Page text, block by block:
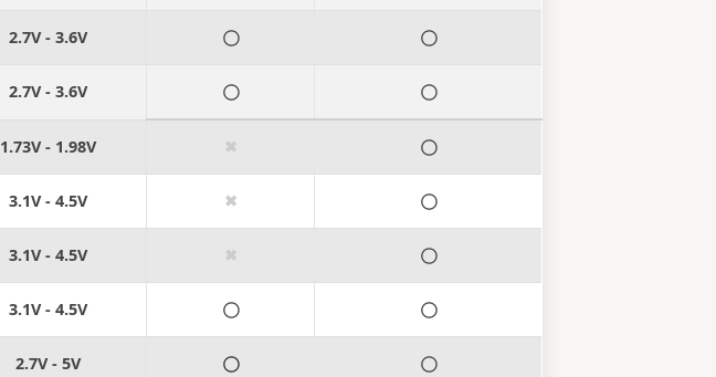
2.7V - 3.6V ◯ ◯
2.7V - 3.6V ◯ ◯
1.73V - 1.98V ✖ ◯
3.1V - 4.5V ✖ ◯
3.1V - 4.5V ✖ ◯
3.1V - 4.5V ◯ ◯
2.7V - 5V ◯ ◯